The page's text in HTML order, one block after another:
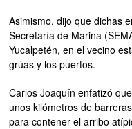
Asimismo, dijo que dichas
Secretaría de Marina
Yucalpetén, en el vecino
grúas y los puertos.
Carlos Joaquín enfatizó
unos kilómetros de
para contener el arribo